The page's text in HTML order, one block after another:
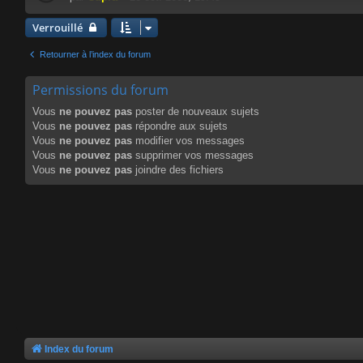
Verrouillé
Retourner à l’index du forum
Permissions du forum
Vous ne pouvez pas poster de nouveaux sujets
Vous ne pouvez pas répondre aux sujets
Vous ne pouvez pas modifier vos messages
Vous ne pouvez pas supprimer vos messages
Vous ne pouvez pas joindre des fichiers
Index du forum